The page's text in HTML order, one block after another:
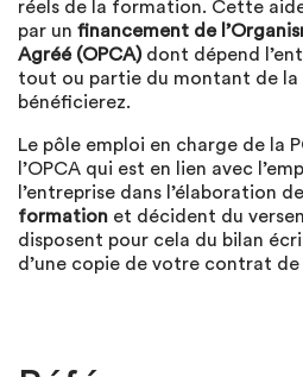
réels de la formation. Cette
par un financement de
Agréé (OPCA)dont dépend
tout ou partie du montant de
bénéficierez.
Le pôle emploi en charge de la
l’OPCA qui est en lien avec
l’entreprise dans l’élaboration
formation et décident du
disposent pour cela du bilan
d’une copie de votre contrat